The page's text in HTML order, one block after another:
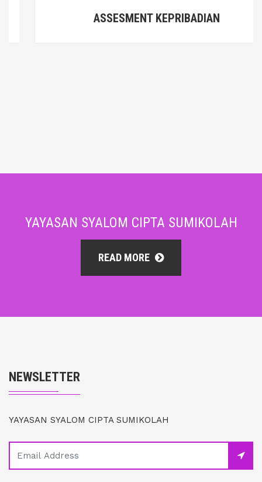
ASSESMENT KEPRIBADIAN
YAYASAN SYALOM CIPTA SUMIKOLAH
READ MORE
NEWSLETTER
YAYASAN SYALOM CIPTA SUMIKOLAH